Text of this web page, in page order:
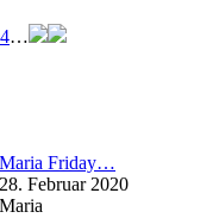
…
Maria Friday…
28. Februar 2020
Maria